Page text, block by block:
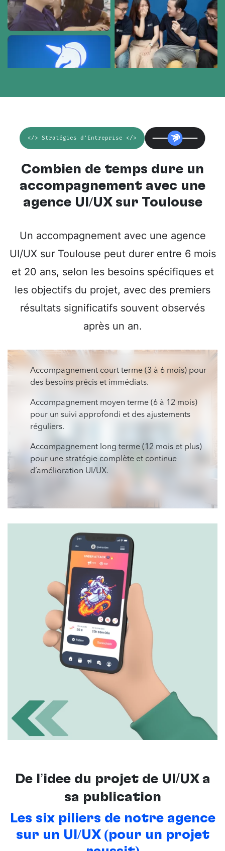
</> Stratégies d'Entreprise </>
Combien de temps dure un
accompagnement avec une
agence UI/UX sur Toulouse
Un accompagnement avec une agence
UI/UX sur Toulouse peut durer entre 6 mois
et 20 ans, selon les besoins spécifiques et
les objectifs du projet, avec des premiers
résultats significatifs souvent observés
après un an.
Accompagnement court terme (3 à 6 mois) pour
des besoins précis et immédiats.
Accompagnement moyen terme (6 à 12 mois)
pour un suivi approfondi et des ajustements
réguliers.
Accompagnement long terme (12 mois et plus)
pour une stratégie complète et continue
d’amélioration UI/UX.
De l’idée du projet de UI/UX à
sa publication
Les six piliers de notre agence
sur un UI/UX (pour un projet